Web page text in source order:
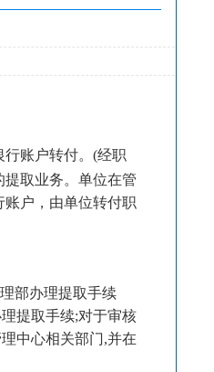
账户转付。(经职
取业务。单位在管
户，由单位转付职
部办理提取手续
提取手续;对于审核
中心相关部门,并在